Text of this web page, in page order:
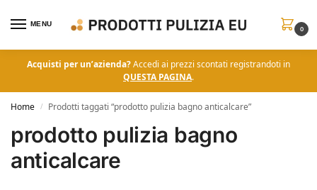
MENU
0
Acquisti per un’azienda?Accedi ai prezzi scontati registrandoti in
QUESTA PAGINA.
Home / Prodotti taggati “prodotto pulizia bagno anticalcare”
prodotto pulizia bagno
anticalcare